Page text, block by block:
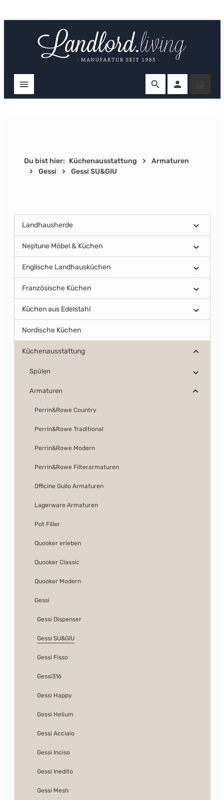
Du bist hier: Küchenausstattung
Armaturen
Gessi
Gessi SU&GIU
Landhausherde
Neptune Möbel & Küchen
Englische Landhausküchen
Französische Küchen
Küchen aus Edelstahl
Nordische Küchen
Küchenausstattung
Spülen
Armaturen
Perrin&Rowe Country
Perrin&Rowe Traditional
Perrin&Rowe Modern
Perrin&Rowe Filterarmaturen
Officine Gullo Armaturen
Lagerware Armaturen
Pot Filler
Quooker erleben
Quooker Classic
Quooker Modern
Gessi
Gessi Dispenser
Gessi SU&GIU
Gessi Fisso
Gessi316
Gessi Happy
Gessi Helium
Gessi Acciaio
Gessi Inciso
Gessi Inedito
Gessi Mesh